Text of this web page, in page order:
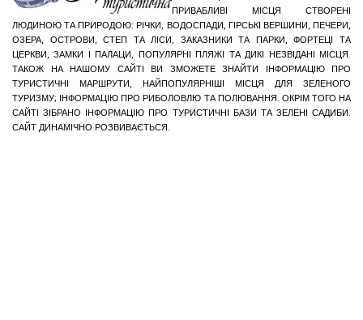
ПРИВАБЛИВІ МІСЦЯ СТВОРЕНІ
ЛЮДИНОЮ ТА ПРИРОДОЮ: РІЧКИ, ВОДОСПАДИ, ГІРСЬКІ ВЕРШИНИ, ПЕЧЕРИ,
ОЗЕРА, ОСТРОВИ, СТЕП ТА ЛІСИ, ЗАКАЗНИКИ ТА ПАРКИ, ФОРТЕЦІ ТА
ЦЕРКВИ, ЗАМКИ І ПАЛАЦИ, ПОПУЛЯРНІ ПЛЯЖІ ТА ДИКІ НЕЗВІДАНІ МІСЦЯ.
ТАКОЖ НА НАШОМУ САЙТІ ВИ ЗМОЖЕТЕ ЗНАЙТИ ІНФОРМАЦІЮ ПРО
ТУРИСТИЧНІ МАРШРУТИ, НАЙПОПУЛЯРНІШІ МІСЦЯ ДЛЯ ЗЕЛЕНОГО
ТУРИЗМУ; ІНФОРМАЦІЮ ПРО РИБОЛОВЛЮ ТА ПОЛЮВАННЯ. ОКРІМ ТОГО НА
САЙТІ ЗІБРАНО ІНФОРМАЦІЮ ПРО ТУРИСТИЧНІ БАЗИ ТА ЗЕЛЕНІ САДИБИ.
САЙТ ДИНАМІЧНО РОЗВИВАЄТЬСЯ.